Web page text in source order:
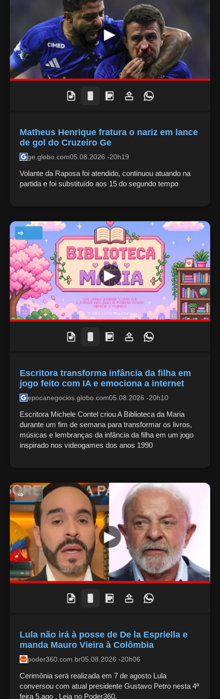
Matheus Henrique fratura o nariz em lance
de gol do Cruzeiro Ge
ge.globo.com05.08.2026 -20h19
Volante da Raposa foi atendido, continuou atuando na
partida e foi substituído aos 15 do segundo tempo
TECNOLOGIA
Escritora transforma infância da filha em
jogo feito com IA e emociona a internet
epocanegocios.globo.com05.08.2026 -20h10
Escritora Michele Contel criou A Biblioteca da Maria
durante um fim de semana para transformar os livros,
músicas e lembranças da infância da filha em um jogo
inspirado nos videogames dos anos 1990
POLITICA NACIONAL
Lula não irá à posse de De la Espriella e
manda Mauro Vieira à Colômbia
poder360.com.br05.08.2026 -20h06
Cerimônia será realizada em 7 de agosto Lula
conversou com atual presidente Gustavo Petro nesta 4ª
feira 5.ago . Leia no Poder360.